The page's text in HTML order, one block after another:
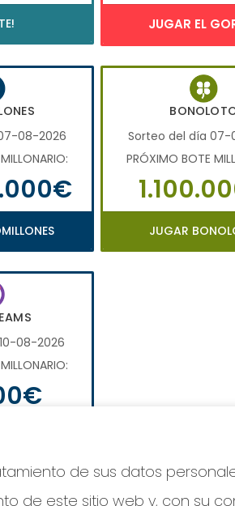
JUGAR EL
08-2026
Sorteo del día 07-
PRÓXIMO BOTE
JUGAR
08-2026
de sus datos
de este sitio web y, con su